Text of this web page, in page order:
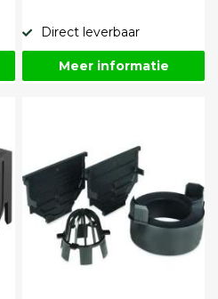
Direct leverbaar
Meer informatie